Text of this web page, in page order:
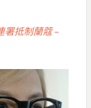
署抵制蘭蔻 –